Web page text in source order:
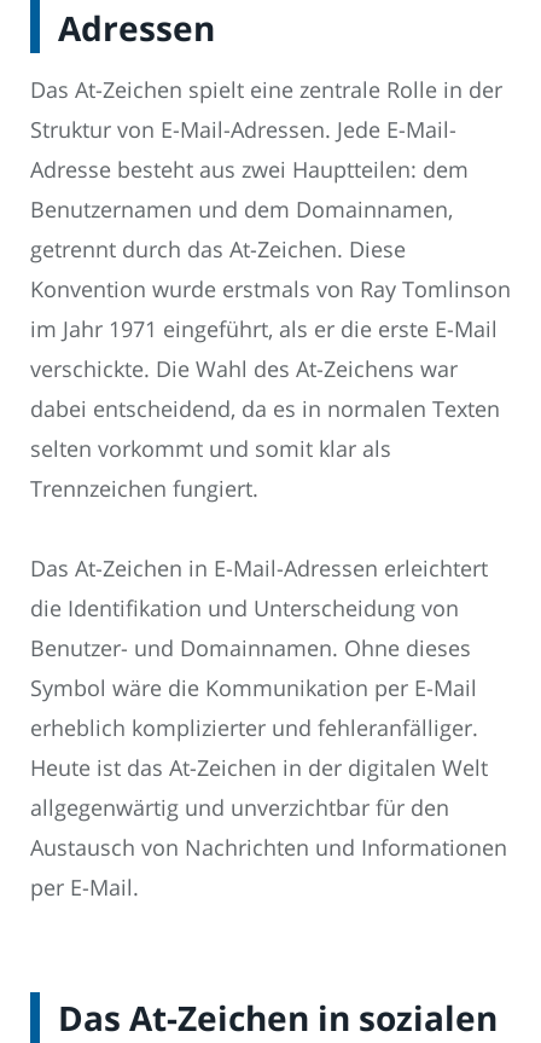
Adressen
Das At-Zeichen spielt eine zentrale Rolle in der
Struktur von E-Mail-Adressen. Jede E-Mail-
Adresse besteht aus zwei Hauptteilen: dem
Benutzernamen und dem Domainnamen,
getrennt durch das At-Zeichen. Diese
Konvention wurde erstmals von Ray Tomlinson
im Jahr 1971 eingeführt, als er die erste E-Mail
verschickte. Die Wahl des At-Zeichens war
dabei entscheidend, da es in normalen Texten
selten vorkommt und somit klar als
Trennzeichen fungiert.
Das At-Zeichen in E-Mail-Adressen erleichtert
die Identifikation und Unterscheidung von
Benutzer- und Domainnamen. Ohne dieses
Symbol wäre die Kommunikation per E-Mail
erheblich komplizierter und fehleranfälliger.
Heute ist das At-Zeichen in der digitalen Welt
allgegenwärtig und unverzichtbar für den
Austausch von Nachrichten und Informationen
per E-Mail.
Das At-Zeichen in sozialen